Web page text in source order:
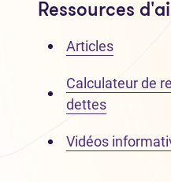
Ressources
Articles
Calculateur de
dettes
Vidéos